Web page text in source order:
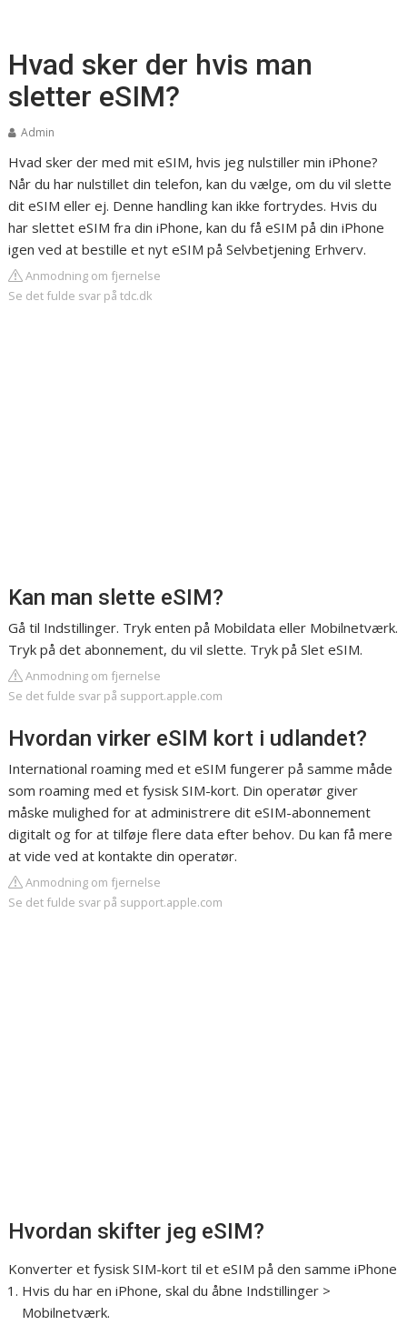
Hvad sker der hvis man
sletter eSIM?
Admin
Hvad sker der med mit eSIM, hvis jeg nulstiller min iPhone?
Når du har nulstillet din telefon, kan du vælge, om du vil slette
dit eSIM eller ej. Denne handling kan ikke fortrydes. Hvis du
har slettet eSIM fra din iPhone, kan du få eSIM på din iPhone
igen ved at bestille et nyt eSIM på Selvbetjening Erhverv.
Anmodning om fjernelse
Se det fulde svar på tdc.dk
Kan man slette eSIM?
Gå til Indstillinger. Tryk enten på Mobildata eller Mobilnetværk.
Tryk på det abonnement, du vil slette. Tryk på Slet eSIM.
Anmodning om fjernelse
Se det fulde svar på support.apple.com
Hvordan virker eSIM kort i udlandet?
International roaming med et eSIM fungerer på samme måde
som roaming med et fysisk SIM-kort. Din operatør giver
måske mulighed for at administrere dit eSIM-abonnement
digitalt og for at tilføje flere data efter behov. Du kan få mere
at vide ved at kontakte din operatør.
Anmodning om fjernelse
Se det fulde svar på support.apple.com
Hvordan skifter jeg eSIM?
Konverter et fysisk SIM-kort til et eSIM på den samme iPhone
Hvis du har en iPhone, skal du åbne Indstillinger >
Mobilnetværk.